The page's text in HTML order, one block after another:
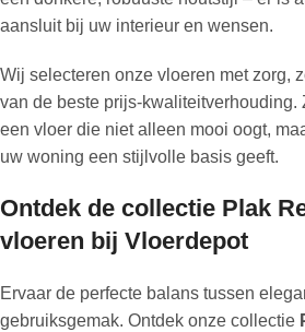
aansluit bij uw interieur en wensen.
Wij selecteren onze vloeren met zorg,
van de beste prijs-kwaliteitverhouding.
een vloer die niet alleen mooi oogt,
uw woning een stijlvolle basis geeft.
Ontdek de collectie Plak
vloeren bij Vloerdepot
Ervaar de perfecte balans tussen
gebruiksgemak. Ontdek onze collectie